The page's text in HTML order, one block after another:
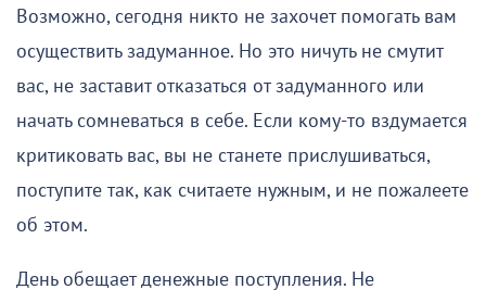
Возможно, сегодня никто не захочет помогать вам
осуществить задуманное. Но это ничуть не смутит
вас, не заставит отказаться от задуманного или
начать сомневаться в себе. Если кому-то вздумается
критиковать вас, вы не станете прислушиваться,
поступите так, как считаете нужным, и не пожалеете
об этом.
День обещает денежные поступления. Не